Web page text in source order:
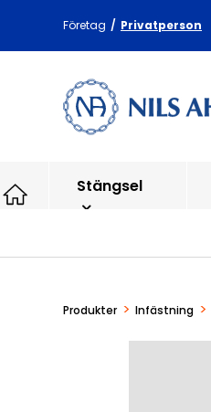
Företag / Privatperson
Stängsel
Produkter > Infästning >